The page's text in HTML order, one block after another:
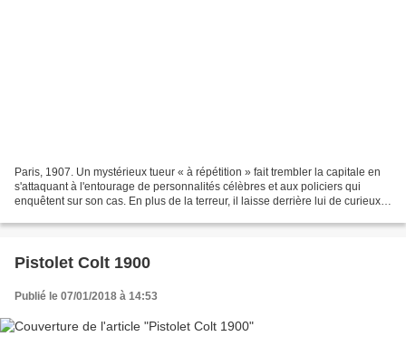
Paris, 1907. Un mystérieux tueur « à répétition » fait trembler la capitale en
s'attaquant à l'entourage de personnalités célèbres et aux policiers qui
enquêtent sur son cas. En plus de la terreur, il laisse derrière lui de curieux
Pistolet Colt 1900
Publié le 07/01/2018 à 14:53